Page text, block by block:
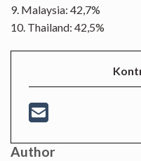
9. Malaysia: 42,7%
10. Thailand: 42,5%
Author